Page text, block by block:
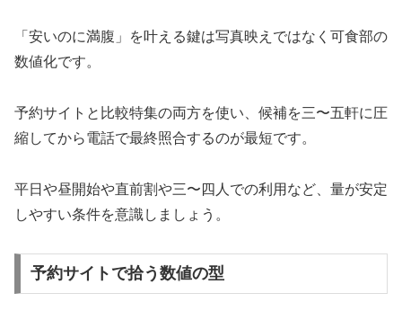
「安いのに満腹」を叶える鍵は写真映えではなく可食部の
数値化です。
予約サイトと比較特集の両方を使い、候補を三〜五軒に圧
縮してから電話で最終照合するのが最短です。
平日や昼開始や直前割や三〜四人での利用など、量が安定
しやすい条件を意識しましょう。
予約サイトで拾う数値の型